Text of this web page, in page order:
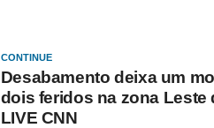
CONTINUE
Desabamento deixa um
dois feridos na zona Leste
LIVE CNN